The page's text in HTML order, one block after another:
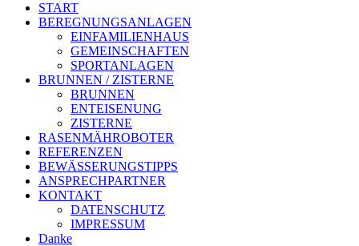
START
BEREGNUNGSANLAGEN
EINFAMILIENHAUS
GEMEINSCHAFTEN
SPORTANLAGEN
BRUNNEN / ZISTERNE
BRUNNEN
ENTEISENUNG
ZISTERNE
RASENMÄHROBOTER
REFERENZEN
BEWÄSSERUNGSTIPPS
ANSPRECHPARTNER
KONTAKT
DATENSCHUTZ
IMPRESSUM
Danke